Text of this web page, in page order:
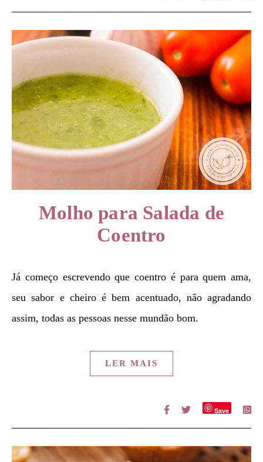
Molho para Salada de
Coentro
Já começo escrevendo que coentro é para quem ama,
seu sabor e cheiro é bem acentuado, não agradando
assim, todas as pessoas nesse mundão bom.
LER MAIS
Save